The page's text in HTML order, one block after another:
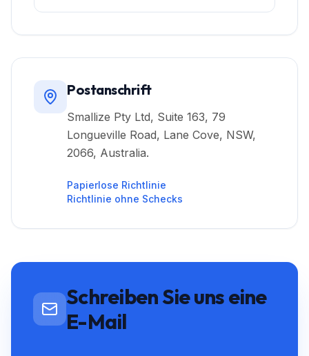
Postanschrift
Smallize Pty Ltd, Suite 163, 79
Longueville Road, Lane Cove, NSW,
2066, Australia.
Papierlose Richtlinie
Richtlinie ohne Schecks
Schreiben Sie uns eine
E-Mail